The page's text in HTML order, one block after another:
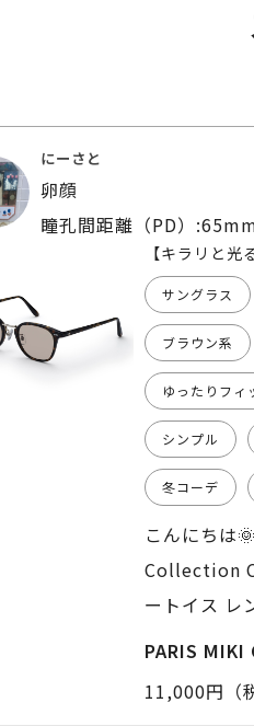
にーさと
卵顔
瞳孔間距離（PD）
【キラリと
サングラス
ブラウン系
ゆったりフィ
シンプル
冬コーデ
こんにちは
Collection
ートイス レ
のサングラ
で比較的
PARIS
11,000円（